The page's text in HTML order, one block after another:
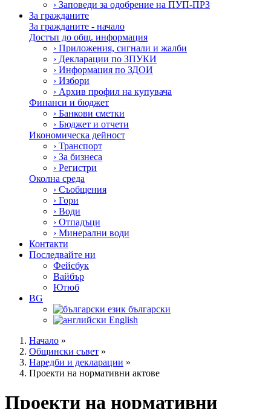
› Заповеди за одобрение на ПУП-ПРЗ
За гражданите
За гражданите - начало
Достъп до общ. информация
› Приложения, сигнали и жалби
› Декларации по ЗПУКИ
› Информация по ЗДОИ
› Избори
› Архив профил на купувача
Финанси и бюджет
› Банкови сметки
› Бюджет и отчети
Икономическа дейност
› Транспорт
› За бизнеса
› Регистри
Околна среда
› Съобщения
› Гори
› Води
› Отпадъци
› Минерални води
Контакти
Последвайте ни
Фейсбук
Вайбър
Ютюб
BG
български
English
Начало »
Общински съвет »
Наредби и декларации »
Проекти на нормативни актове
Проекти на нормативни